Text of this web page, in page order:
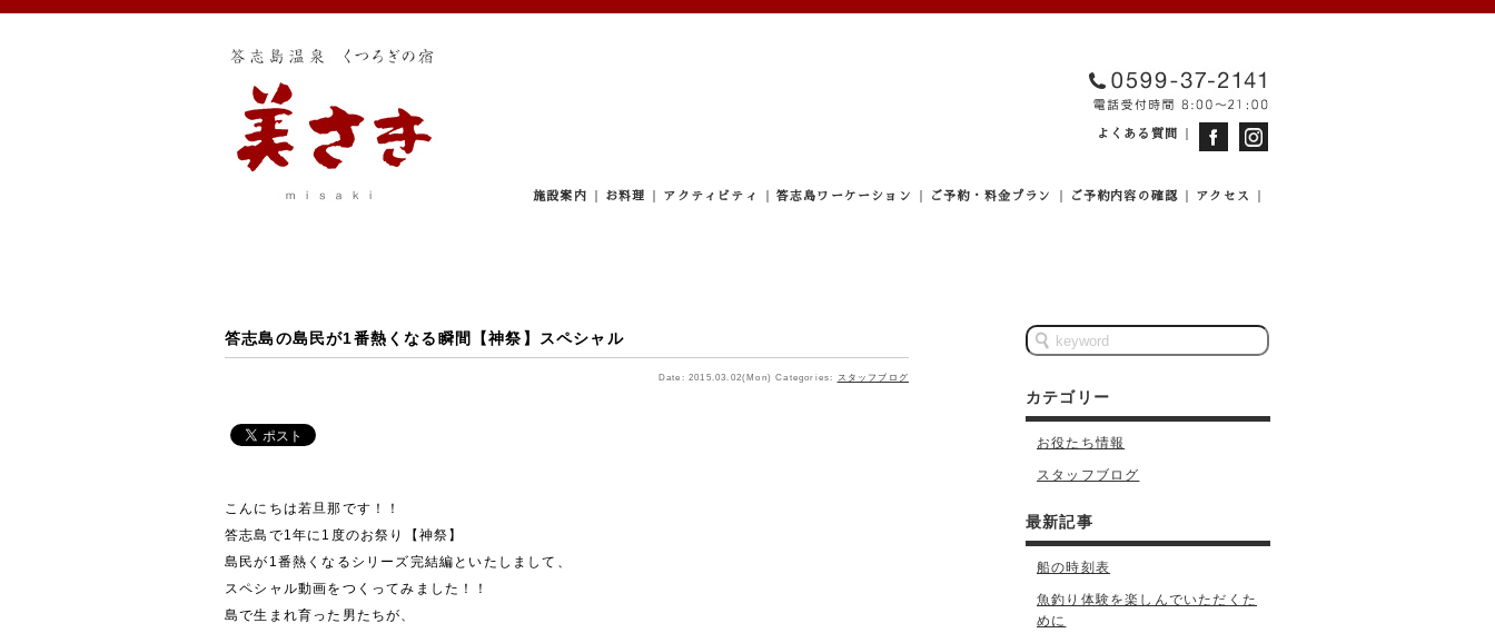
よくある質問
施設案内 お料理 アクティビティ 答志島ワーケーション ご予約・料金プラン ご予約内容の確認 アクセス
答志島の島民が1番熱くなる瞬間【神祭】スペシャル
Date: 2015.03.02(Mon) Categories: スタッフブログ
こんにちは若旦那です！！
答志島で1年に1度のお祭り【神祭】
島民が1番熱くなるシリーズ完結編といたしまして、
スペシャル動画をつくってみました！！
島で生まれ育った男たちが、
カテゴリー
お役たち情報
スタッフブログ
最新記事
船の時刻表
魚釣り体験を楽しんでいただくた
めに